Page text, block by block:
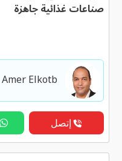
صناعات غذائية جاهزة
Amer Elkotb
إتصل